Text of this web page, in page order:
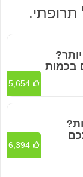
תרופתי.
בכמות
5,654
6,394